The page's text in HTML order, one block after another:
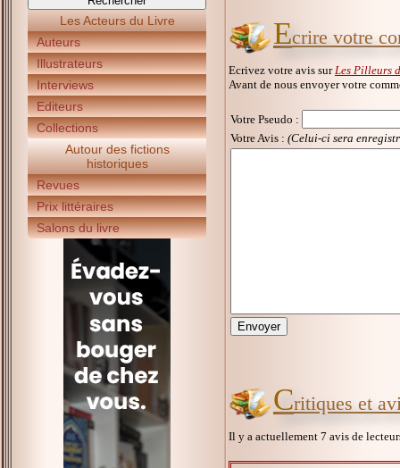
Les Acteurs du Livre
Auteurs
Illustrateurs
Interviews
Editeurs
Collections
Autour des fictions
historiques
Revues
Prix littéraires
Salons du livre
Ecrire votre
Ecrivez votre avis sur Les Pilleurs
Avant de nous envoyer votre
Votre Pseudo :
Votre Avis : (Celui-ci sera
Critiques et
Il y a actuellement 7 avis de